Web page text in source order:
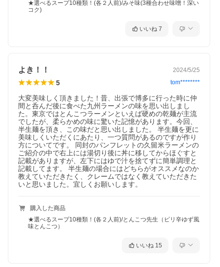
★選べるスープ10種類！(各２人前)/みそ味(3種合わせ味噌！深い
コク)
いいね 7
よき！！ 2024/5/25
5 tom********
大変美味しく頂きました！昔、出張で博多に行った時に仲
間と呑んだ後に食べた九州ラーメンの味を思い出しまし
た。東京ではとんこつラーメンといえば硬めの乾麺が主流
でしたが、柔らかめの味に驚いた記憶があります。今回、
半生麺を頂き、この味だと思い出しました。 半生麺を更に
美味しくいただくにあたり、一つ質問があるのですが作り
方についてです。 同封のパンフレットの久留米ラーメンの
ご紹介の中で右上には湯切り後に丼に移してからほぐすと
記載がありますが、左下にはゆで汁を捨てずに簡単調理と
記載してます。 半生麺の場合にはどちらがオススメなのか
教えていただきたく、クレームではなく教えていただきた
いと思いました。宜しくお願いします。
購入した商品
★選べるスープ10種類！(各２人前)/とんこつ先生（ピリ辛ゆず風
味とんこつ）
いいね 15